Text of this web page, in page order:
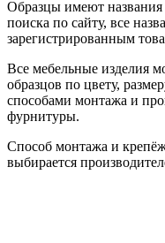
Образцы имеют названия
поиска по сайту, все
зарегистрированным
Все мебельные изделия
образцов по цвету,
способами монтажа и
фурнитуры.
Способ монтажа и
выбирается